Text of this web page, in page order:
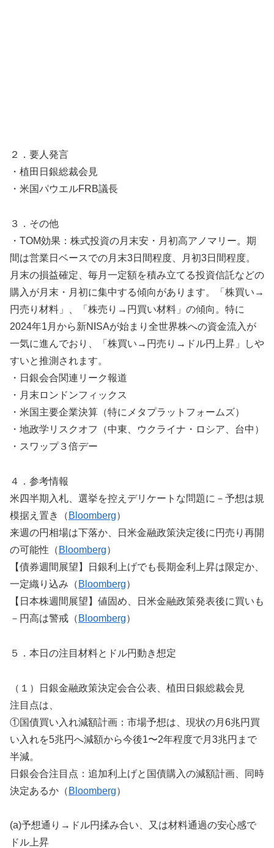
２．要人発言
・植田日銀総裁会見
・米国パウエルFRB議長
３．その他
・TOM効果：株式投資の月末安・月初高アノマリー。期
間は営業日ベースでの月末3日間程度、月初3日間程度。
月末の損益確定、毎月一定額を積み立てる投資信託などの
購入が月末・月初に集中する傾向があります。「株買い→
円売り材料」、「株売り→円買い材料」の傾向。特に
2024年1月から新NISAが始まり全世界株への資金流入が
一気に進んでおり、「株買い→円売り→ドル円上昇」しや
すいと推測されます。
・日銀会合関連リーク報道
・月末ロンドンフィックス
・米国主要企業決算（特にメタプラットフォームズ）
・地政学リスクオフ（中東、ウクライナ・ロシア、台中）
・スワップ３倍デー
４．参考情報
米四半期入札、選挙を控えデリケートな問題に－予想は規
模据え置き（ Bloomberg）
来週の円相場は下落か、日米金融政策決定後に円売り再開
の可能性（ Bloomberg）
【債券週間展望】日銀利上げでも長期金利上昇は限定か、
一定織り込み（ Bloomberg）
【日本株週間展望】値固め、日米金融政策発表後に買いも
－円高は警戒（ Bloomberg）
５．本日の注目材料とドル円動き想定
（１）日銀金融政策決定会合公表、植田日銀総裁会見
注目点は、
①国債買い入れ減額計画：市場予想は、現状の月6兆円買
い入れを5兆円へ減額から今後1〜2年程度で月3兆円まで
半減。
日銀会合注目点：追加利上げと国債購入の減額計画、同時
決定あるか（ Bloomberg）
(a)予想通り→ドル円揉み合い、又は材料通過の安心感で
ドル上昇